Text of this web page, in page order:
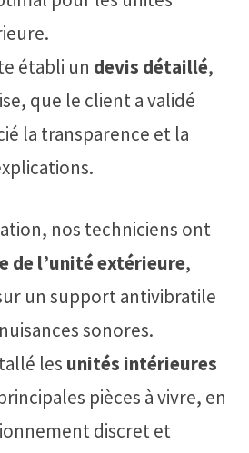
établi un devis détaillé,
que le client a validé
la transparence et la
nos techniciens ont
de l’unité extérieure,
un support antivibratile
sonores.
les unités intérieures
pièces à vivre, en
discret et